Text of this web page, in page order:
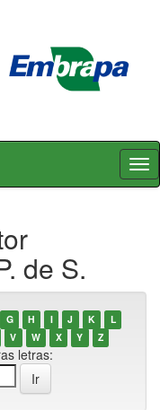
de S.
G H I J K
L
V W X Y Z
letras: